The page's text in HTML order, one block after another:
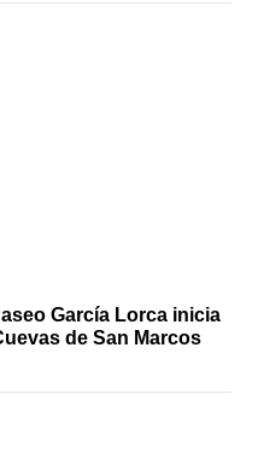
García Lorca inicia
de San Marcos